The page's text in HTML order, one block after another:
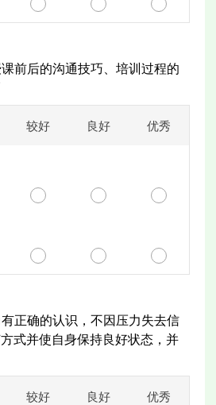
前后的沟通技巧、培训过程的
较好 良好 优秀
正确的认识，不因压力失去信
式并使自身保持良好状态，并
较好 良好 优秀